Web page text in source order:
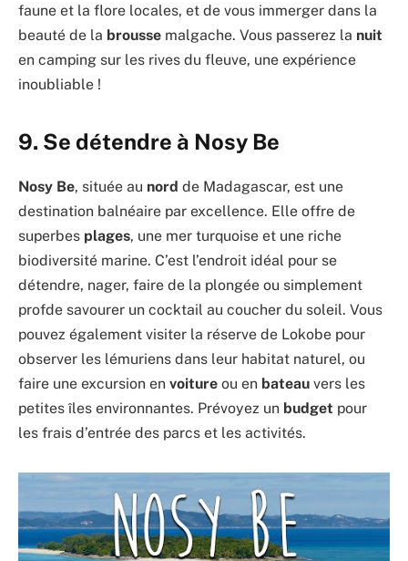
faune et la flore locales, et de vous immerger dans la
beauté de la brousse malgache. Vous passerez la nuit
en camping sur les rives du fleuve, une expérience
inoubliable !
9. Se détendre à Nosy Be
Nosy Be, située au nord de Madagascar, est une
destination balnéaire par excellence. Elle offre de
superbes plages, une mer turquoise et une riche
biodiversité marine. C’est l’endroit idéal pour se
détendre, nager, faire de la plongée ou simplement
profde savourer un cocktail au coucher du soleil. Vous
pouvez également visiter la réserve de Lokobe pour
observer les lémuriens dans leur habitat naturel, ou
faire une excursion en voiture ou en bateau vers les
petites îles environnantes. Prévoyez un budget pour
les frais d’entrée des parcs et les activités.